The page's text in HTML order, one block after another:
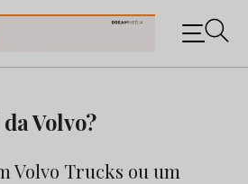
sobre os negócios do
Volvo?
Volvo Trucks ou um